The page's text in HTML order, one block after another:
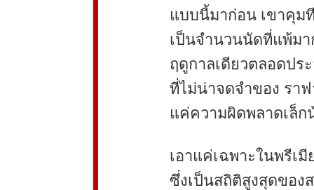
แบบนี้มาก่อน เขาคุม
เป็นจำนวนนัดที่แพ้มา
ฤดูกาลเดียวตลอดปร
ที่ไม่น่าจดจำของ รา
แค่ความผิดพลาดเล็
เอาแค่เฉพาะในพรีเมี
ซึ่งเป็นสถิติสูงสุดของ